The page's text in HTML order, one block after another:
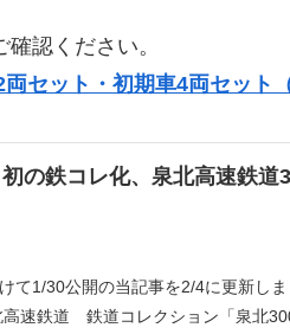
認ください。
セット・初期車4両セット
の鉄コレ化、泉北高速鉄道
て1/30公開の当記事を2/4に更新し
高速鉄道 鉄道コレクション「泉北